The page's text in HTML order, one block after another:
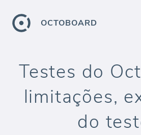
OCTOBOARD
Testes do
limitações,
do